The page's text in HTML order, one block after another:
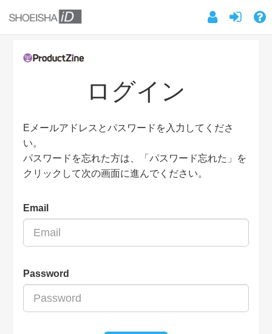
ログイン
Eメールアドレスとパスワードを入力してくださ
い。
パスワードを忘れた方は、「パスワード忘れた」を
クリックして次の画面に進んでください。
Email
Password